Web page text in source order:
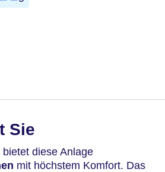
Sie
diese Anlage
mit höchstem Komfort. Das